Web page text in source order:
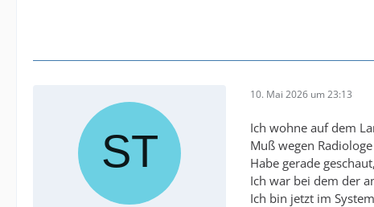
10. Mai 2026 um 23:13
Ich wohne auf dem
Muß wegen
Habe gerade
Ich war bei dem der
Ich bin jetzt im